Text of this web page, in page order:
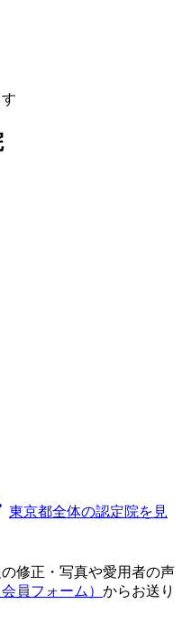
東京都全体の認定院を見
修正・写真や愛用者の声
員フォーム） からお送り